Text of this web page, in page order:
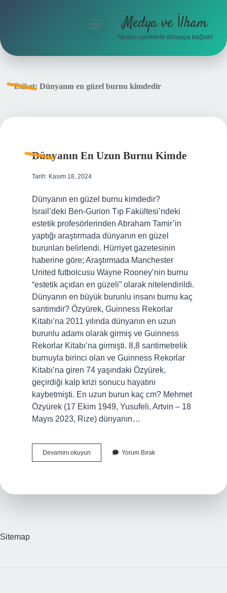
menüyü
Medya ve İlham
Yaratıcı içeriklerle dünyaya bağlan!
Etiket: Dünyanın en güzel burnu kimdedir
Dünyanın En Uzun Burnu Kimde
Tarih: Kasım 18, 2024
Dünyanın en güzel burnu kimdedir?
İsrail’deki Ben-Gurion Tıp Fakültesi’ndeki
estetik profesörlerinden Abraham Tamir’in
yaptığı araştırmada dünyanın en güzel
burunları belirlendi. Hürriyet gazetesinin
haberine göre; Araştırmada Manchester
United futbolcusu Wayne Rooney’nin burnu
“estetik açıdan en güzeli” olarak nitelendirildi.
Dünyanın en büyük burunlu insanı burnu kaç
santimdir? Özyürek, Guinness Rekorlar
Kitabı’na 2011 yılında dünyanın en uzun
burunlu adamı olarak girmiş ve Guinness
Rekorlar Kitabı’na girmişti. 8,8 santimetrelik
burnuyla birinci olan ve Guinness Rekorlar
Kitabı’na giren 74 yaşındaki Özyürek,
geçirdiği kalp krizi sonucu hayatını
kaybetmişti. En uzun burun kaç cm? Mehmet
Özyürek (17 Ekim 1949, Yusufeli, Artvin – 18
Mayıs 2023, Rize) dünyanın…
Devamını okuyun Dünyanın
En
Yorum Bırak
Sitemap